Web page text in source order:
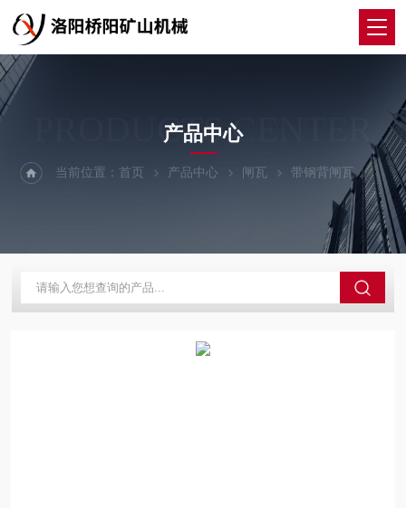
PRODUCTS CENTER
产品中心
当前位置：首页 产品中心 闸瓦 带钢背闸瓦 盘